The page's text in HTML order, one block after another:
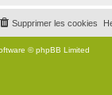
Supprimer les cookies
© phpBB Limited